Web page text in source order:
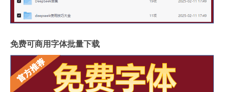
免费可商用字体批量下载